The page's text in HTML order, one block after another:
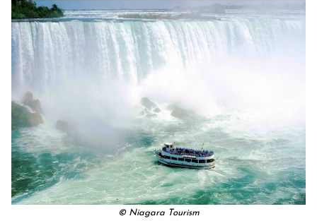
© Niagara Tourism